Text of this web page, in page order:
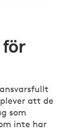
för
att de
som
inte har